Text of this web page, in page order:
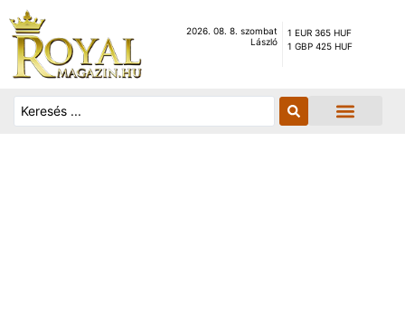
2026. 08. 8. szombat
László
1 EUR 365 HUF
1 GBP 425 HUF